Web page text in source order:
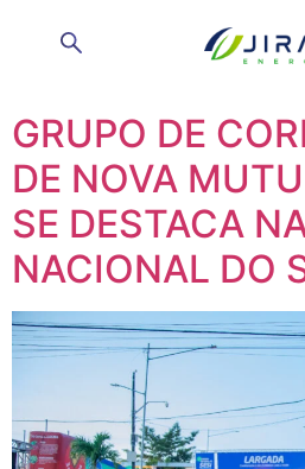
Day: May 4,
GRUPO DE
DE NOVA
SE DESTACA
NACIONAL DO